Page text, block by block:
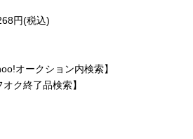
円(税込)
オークション内検索】
オク終了品検索】